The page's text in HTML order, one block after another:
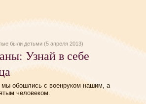
были детьми (5 апреля 2013)
Узнай в себе
мы обошлись с военруком нашим, а
человеком.